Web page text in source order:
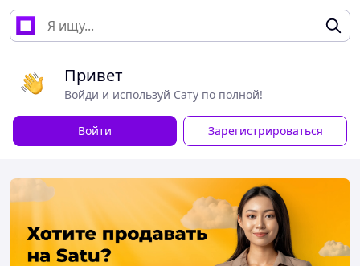
Привет
Войди и используй Сату по полной!
Войти Зарегистрироваться